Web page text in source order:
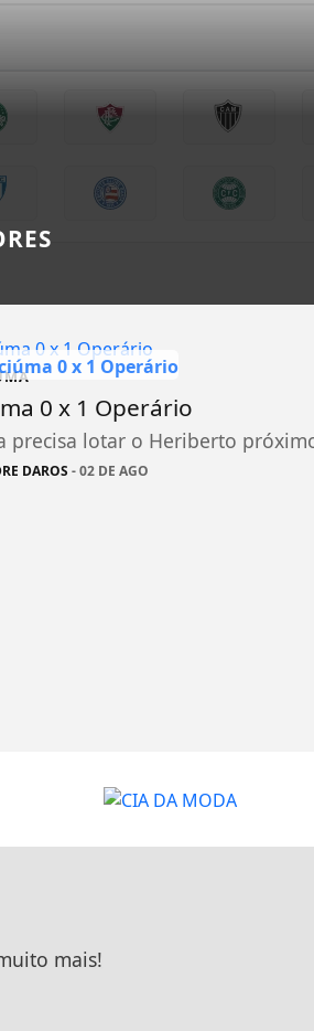
0 x 1 Operário
precisa lotar o Heriberto
DAROS - 02 DE AGO
mais!